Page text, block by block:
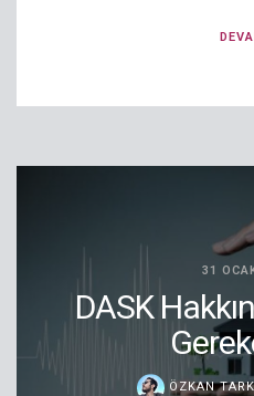
31
DASK
ÖZKAN